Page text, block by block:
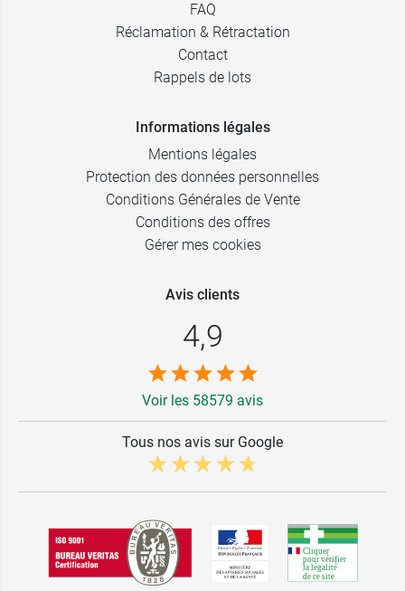
FAQ
Réclamation & Rétractation
Contact
Rappels de lots
Informations légales
Mentions légales
Protection des données personnelles
Conditions Générales de Vente
Conditions des offres
Gérer mes cookies
Avis clients
4,9
Voir les 58579 avis
Tous nos avis sur Google